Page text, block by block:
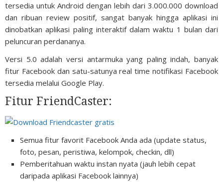
tersedia untuk Android dengan lebih dari 3.000.000 download
dan ribuan review positif, sangat banyak hingga aplikasi ini
dinobatkan aplikasi paling interaktif dalam waktu 1 bulan dari
peluncuran perdananya.
Versi 5.0 adalah versi antarmuka yang paling indah, banyak
fitur Facebook dan satu-satunya real time notifikasi Facebook
tersedia melalui Google Play.
Fitur FriendCaster:
Semua fitur favorit Facebook Anda ada (update status,
foto, pesan, peristiwa, kelompok, checkin, dll)
Pemberitahuan waktu instan nyata (jauh lebih cepat
daripada aplikasi Facebook lainnya)